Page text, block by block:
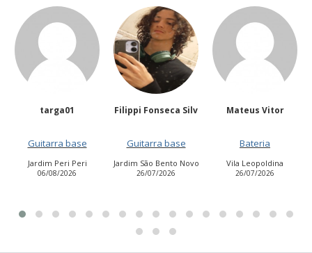
Filippi Fonseca Silv
Guitarra base
Jardim São Bento Novo
26/07/2026
Mateus Vitor
Bateria
Vila Leopoldina
26/07/2026
Anailuj Avlis
Vocalista - Baixo
Jardim Aurora (Zona
Leste)